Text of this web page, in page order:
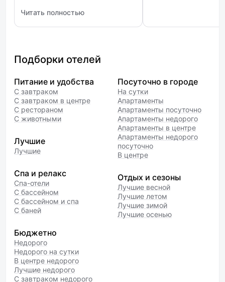
холодильник,
чайник,микроволновая
полотенца,,гель для мытья рук,
гель для мытья посуды и даже
посуды,кухонное
подотенчико..всё новое.
Персонал очень добродушный
и вежливый. Мы очень
Алексею за его помощь.
Сотруднику кафе Марине
и очаровательную улыбку.
Поварам,
администраторам..А за ухоженн
ость , чистоту и красоту
на территории это особенное
и хочется возвращаться в такие
места,где так все по- доброму
и красиво. Когда сидишь
на самом краю у озера с чашкой
кофе, болтаешь ногами над
Читать полностью
: На Чеснаве
Подборки отелей
Питание и удобства
С завтраком
С завтраком в центре
С рестораном
С животными
Лучшие
Лучшие
Спа и релакс
Спа-отели
С бассейном
С бассейном и спа
С баней
Бюджетно
Недорого
Недорого на сутки
В центре недорого
Лучшие недорого
С завтраком недорого
Посуточно в городе
На сутки
Апартаменты
Апартаменты посуточно
Апартаменты недорого
Апартаменты в центре
Апартаменты недорого
посуточно
В центре
Отдых и сезоны
Лучшие весной
Лучшие летом
Лучшие зимой
Лучшие осенью